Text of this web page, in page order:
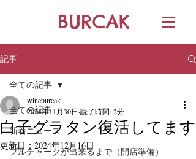
BURCAK
記事
全ての記事
新着ニュース
ブルチャークが出来るまで（開店準備）
全ての記事
白子グラタン復活してます
wineburcak
2024年11月30日 読了時間: 2分
更新日： 2024年12月16日